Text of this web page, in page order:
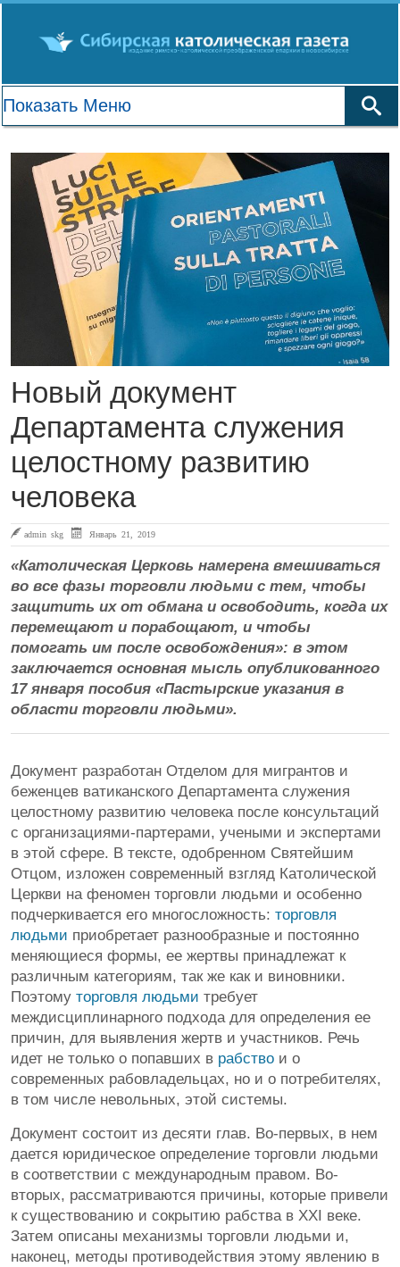
Новый документ
Департамента служения
целостному развитию
человека
admin skg Январь 21, 2019
«Католическая Церковь намерена вмешиваться
во все фазы торговли людьми с тем, чтобы
защитить их от обмана и освободить, когда их
перемещают и порабощают, и чтобы
помогать им после освобождения»: в этом
заключается основная мысль опубликованного
17 января пособия «Пастырские указания в
области торговли людьми».
Документ разработан Отделом для мигрантов и
беженцев ватиканского Департамента служения
целостному развитию человека после консультаций
с организациями-партерами, учеными и экспертами
в этой сфере. В тексте, одобренном Святейшим
Отцом, изложен современный взгляд Католической
Церкви на феномен торговли людьми и особенно
подчеркивается его многосложность: торговля
людьми приобретает разнообразные и постоянно
меняющиеся формы, ее жертвы принадлежат к
различным категориям, так же как и виновники.
Поэтому торговля людьми требует
междисциплинарного подхода для определения ее
причин, для выявления жертв и участников. Речь
идет не только о попавших в рабство и о
современных рабовладельцах, но и о потребителях,
в том числе невольных, этой системы.
Документ состоит из десяти глав. Во-первых, в нем
дается юридическое определение торговли людьми
в соответствии с международным правом. Во-
вторых, рассматриваются причины, которые привели
к существованию и сокрытию рабства в XXI веке.
Затем описаны механизмы торговли людьми и,
наконец, методы противодействия этому явлению в